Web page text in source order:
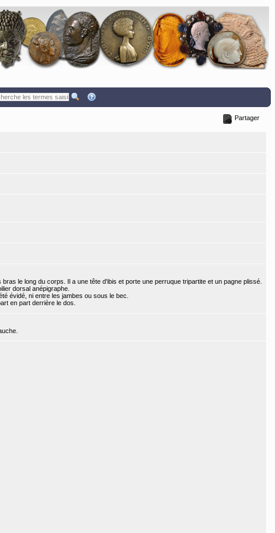
Partager
le long du corps. Il a une tête d'ibis et porte une perruque tripartite et un pagne plissé.
dorsal anépigraphe.
évidé, ni entre les jambes ou sous le bec.
en part derrière le dos.